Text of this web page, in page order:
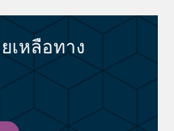
เหลือทาง